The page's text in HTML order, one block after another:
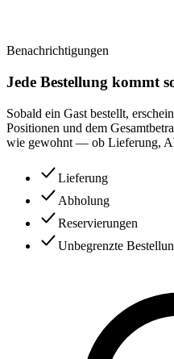
Benachrichtigungen
Jede Bestellung kommt
Sobald ein Gast bestellt,
Positionen und dem
wie gewohnt — ob Lieferung,
Lieferung
Abholung
Reservierungen
Unbegrenzte